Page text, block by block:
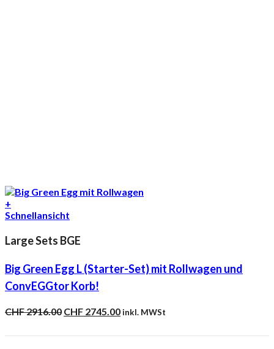
+
Schnellansicht
Large Sets BGE
Big Green Egg L (Starter-Set) mit Rollwagen und
ConvEGGtor Korb!
CHF2916.00 Ursprünglicher
war:
CHF 2745.00Aktueller
ist:
inkl. MWSt